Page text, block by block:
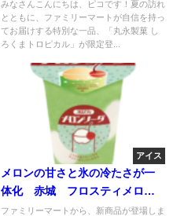
みなさんこんにちは、ピコです！夏の訪れ
とともに、ファミリーマートが自信を持っ
てお届けする特別な一品、「丸永製菓 し
ろくまトロピカル」が限定登...
アイス
メロンの甘さと氷の冷たさが一
体化 赤城 フロスティメロン
ソーダ
ファミリーマートから、新商品が登場しま